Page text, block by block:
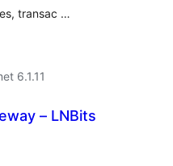
transac …
6.1.11
– LNBits